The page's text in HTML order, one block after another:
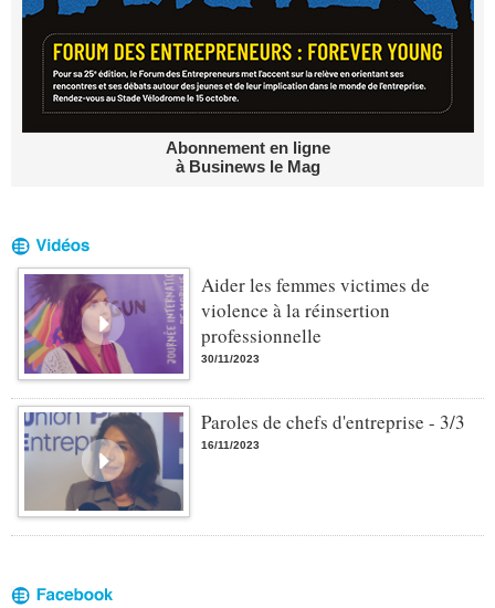
Abonnement en ligne
à Businews le Mag
Aider les femmes victimes de
violence à la réinsertion
professionnelle
30/11/2023
Paroles de chefs d'entreprise - 3/3
16/11/2023